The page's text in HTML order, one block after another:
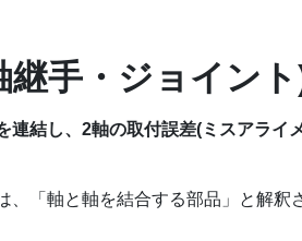
手・ジョイント
連結し、2軸の取付誤差(ミスアラ
、「軸と軸を結合する部品」と解